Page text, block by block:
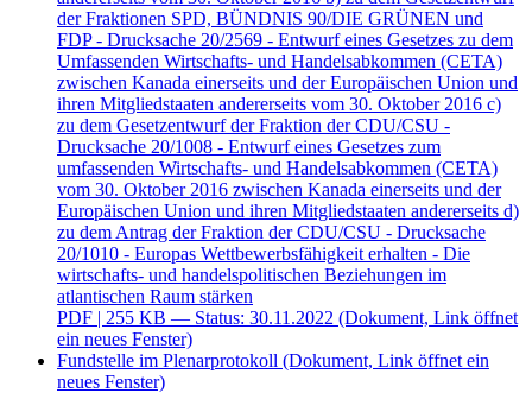
der Fraktionen SPD, BÜNDNIS 90/DIE GRÜNEN und
FDP - Drucksache 20/2569 - Entwurf eines Gesetzes zu dem
Umfassenden Wirtschafts- und Handelsabkommen (CETA)
zwischen Kanada einerseits und der Europäischen Union und
ihren Mitgliedstaaten andererseits vom 30. Oktober 2016 c)
zu dem Gesetzentwurf der Fraktion der CDU/CSU -
Drucksache 20/1008 - Entwurf eines Gesetzes zum
umfassenden Wirtschafts- und Handelsabkommen (CETA)
vom 30. Oktober 2016 zwischen Kanada einerseits und der
Europäischen Union und ihren Mitgliedstaaten andererseits d)
zu dem Antrag der Fraktion der CDU/CSU - Drucksache
20/1010 - Europas Wettbewerbsfähigkeit erhalten - Die
wirtschafts- und handelspolitischen Beziehungen im
atlantischen Raum stärken
PDF | 255 KB — Status: 30.11.2022 (Dokument, Link öffnet
ein neues Fenster)
Fundstelle im Plenarprotokoll (Dokument, Link öffnet ein
neues Fenster)